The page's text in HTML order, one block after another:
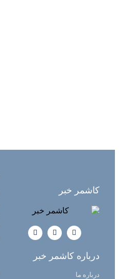
کاشمر خبر
درباره کاشمر خبر
درباره ما